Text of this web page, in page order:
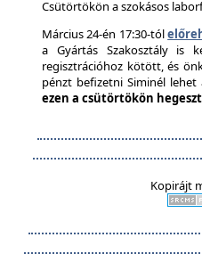
Csütörtökön a szokásos
Március 24-én 17:30-tól
a Gyártás Szakosztály is
regisztrációhoz kötött, és
pénzt befizetni Siminél lehet
ezen a csütörtökön
Kopirájt